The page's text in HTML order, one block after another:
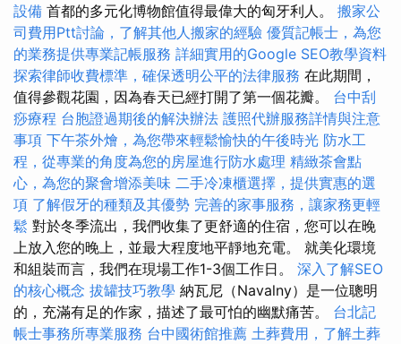
設備 首都的多元化博物館值得最偉大的匈牙利人。 搬家公
司費用Ptt討論，了解其他人搬家的經驗 優質記帳士，為您
的業務提供專業記帳服務 詳細實用的Google SEO教學資料
探索律師收費標準，確保透明公平的法律服務 在此期間，
值得參觀花園，因為春天已經打開了第一個花瓣。 台中刮
痧療程 台胞證過期後的解決辦法 護照代辦服務詳情與注意
事項 下午茶外燴，為您帶來輕鬆愉快的午後時光 防水工
程，從專業的角度為您的房屋進行防水處理 精緻茶會點
心，為您的聚會增添美味 二手冷凍櫃選擇，提供實惠的選
項 了解假牙的種類及其優勢 完善的家事服務，讓家務更輕
鬆 對於冬季流出，我們收集了更舒適的住宿，您可以在晚
上放入您的晚上，並最大程度地平靜地充電。 就美化環境
和組裝而言，我們在現場工作1-3個工作日。 深入了解SEO
的核心概念 拔罐技巧教學 納瓦尼（Navalny）是一位聰明
的，充滿有足的作家，描述了最可怕的幽默痛苦。 台北記
帳士事務所專業服務 台中國術館推薦 土葬費用，了解土葬